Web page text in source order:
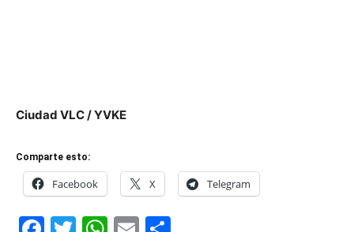
Ciudad VLC / YVKE
Comparte esto:
Facebook X Telegram